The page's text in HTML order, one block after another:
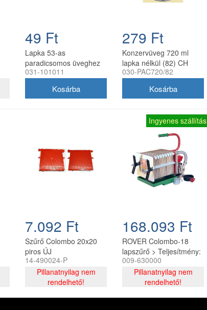
49 Ft
Lapka 53-as
paradicsomos üveghez
1/2 litereshez
031-101011
279 Ft
Konzervüveg 720 ml
lapka nélkül (82) CH
030-PAC720/82
7.092 Ft
Szűrő Colombo 20x20
piros ÚJ
14-490024-P
Pillanatnyilag nem
rendelhető!
Ingyenes szállítás
168.093 Ft
ROVER Colombo-18
lapszűrő > Teljesítmény:
500-600 liter/óra > BE-
M20 NOVAX saválló
szivattyúval szerelve >
009-630000
Pillanatnyilag nem
rendelhető!